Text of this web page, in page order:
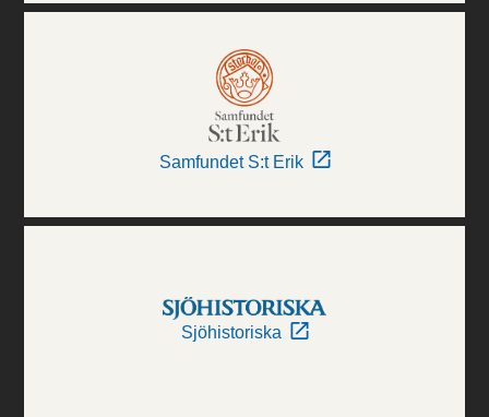
Samfundet S:t Erik
Sjöhistoriska